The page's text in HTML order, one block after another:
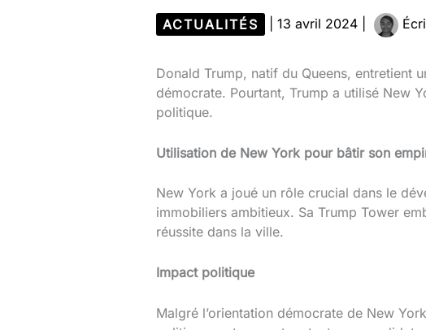
ACTUALITÉS 13 avril 2024
Donald Trump, natif du Queens, entretient
démocrate. Pourtant, Trump a utilisé New
politique.
Utilisation de New York pour bâtir son
New York a joué un rôle crucial dans le
immobiliers ambitieux. Sa Trump Tower
réussite dans la ville.
Impact politique
Malgré l’orientation démocrate de New